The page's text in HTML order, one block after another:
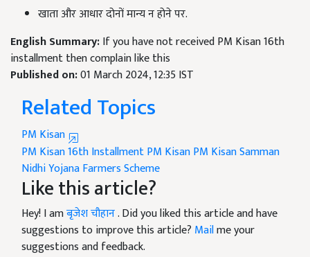
खाता और आधार दोनों मान्य न होने पर.
English Summary:If you have not received PM Kisan 16th
installment then complain like this
Published on:01 March 2024, 12:35 IST
Related Topics
PM Kisan
PM Kisan 16th InstallmentPM KisanPM Kisan Samman
Nidhi YojanaFarmers Scheme
Like this article?
Hey! I amबृजेश चौहान. Did you liked this article and have
suggestions to improve this article? Mailme your
suggestions and feedback.